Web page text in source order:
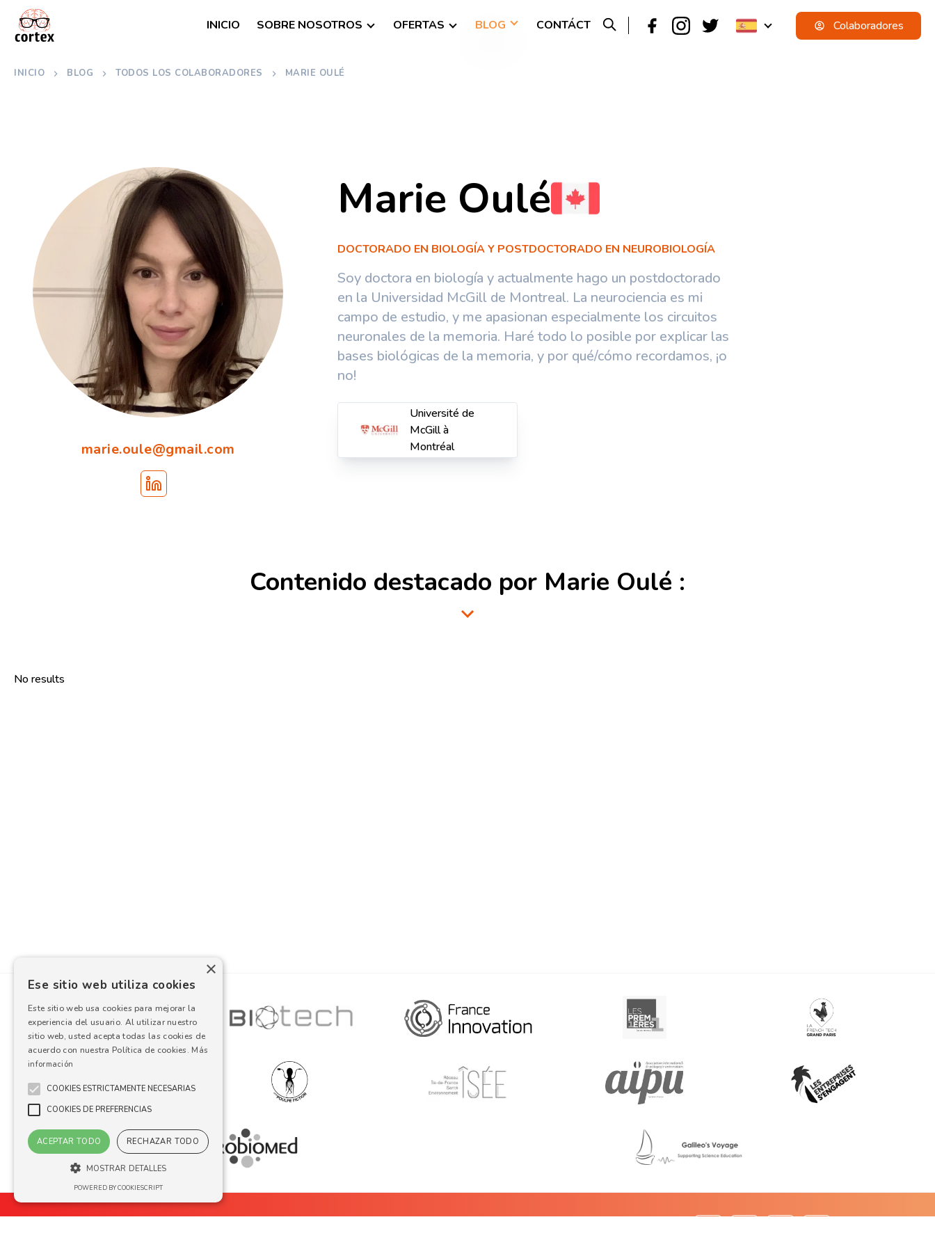
INICIO BLOG TODOS LOS COLABORADORES MARIE OULÉ
INICIO SOBRE NOSOTROS OFERTAS BLOG CONTÁCT Colaboradores
marie.oule@gmail.com
Marie Oulé
DOCTORADO EN BIOLOGÍA Y POSTDOCTORADO EN NEUROBIOLOGÍA
Soy doctora en biología y actualmente hago un postdoctorado
en la Universidad McGill de Montreal. La neurociencia es mi
campo de estudio, y me apasionan especialmente los circuitos
neuronales de la memoria. Haré todo lo posible por explicar las
bases biológicas de la memoria, y por qué/cómo recordamos, ¡o
no!
Université de
McGill à
Montréal
Contenido destacado por Marie Oulé :
No results
×
Ese sitio web utiliza cookies
Este sitio web usa cookies para mejorar la
experiencia del usuario. Al utilizar nuestro
sitio web, usted acepta todas las cookies de
acuerdo con nuestra Política de cookies. Más
información
COOKIES ESTRICTAMENTE NECESARIAS
COOKIES DE PREFERENCIAS
ACEPTAR TODO RECHAZAR TODO
MOSTRAR DETALLES
POWERED BY COOKIESCRIPT